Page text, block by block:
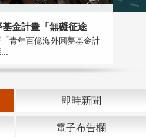
金計畫「無礙征途
青年百億海外圓夢基金計
即時新聞
電子布告欄